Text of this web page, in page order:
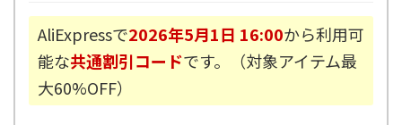
AliExpressで2026年5月1日 16:00から利用可
能な共通割引コードです。（対象アイテム最
大60%OFF）